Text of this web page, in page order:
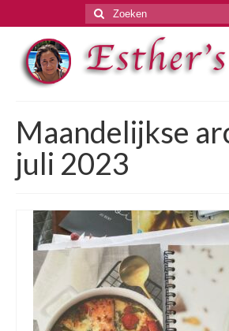
Zoeken
naar:
Maandelijkse
juli 2023